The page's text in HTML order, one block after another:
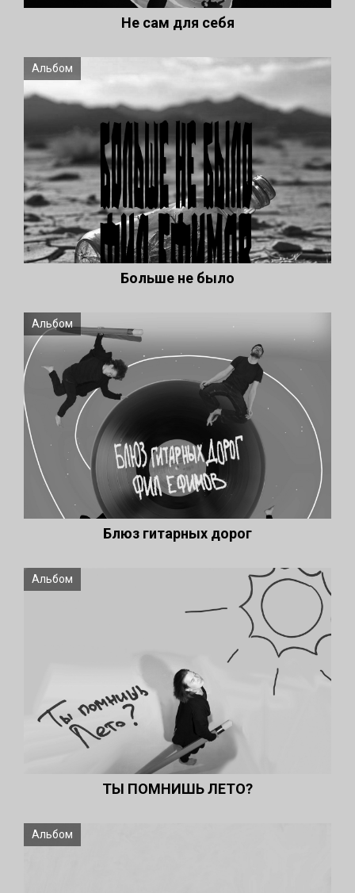
Не сам для себя
Альбом
Больше не было
Альбом
Блюз гитарных дорог
Альбом
ТЫ ПОМНИШЬ ЛЕТО?
Альбом